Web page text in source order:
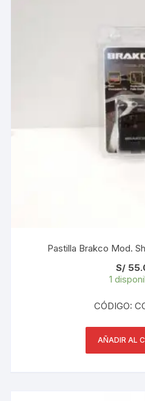
Pastilla Brakco Mod.
S/
1
CÓDIGO:
AÑADIR AL